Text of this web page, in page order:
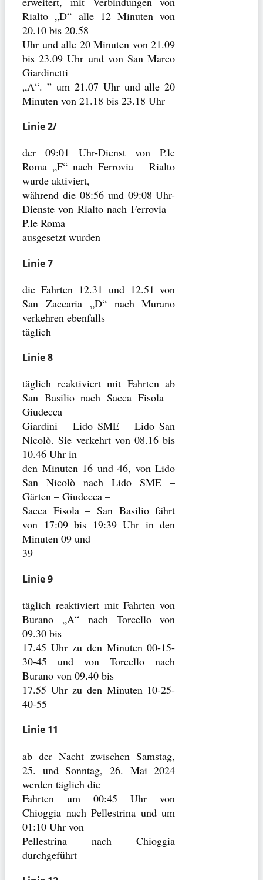
Rialto „D“ alle 12 Minuten von
20.10 bis 20.58
Uhr und alle 20 Minuten von 21.09
bis 23.09 Uhr und von San Marco
Giardinetti
„A“. ” um 21.07 Uhr und alle 20
Minuten von 21.18 bis 23.18 Uhr
Linie 2/
der 09:01 Uhr-Dienst von P.le
Roma „F“ nach Ferrovia – Rialto
wurde aktiviert,
während die 08:56 und 09:08 Uhr-
Dienste von Rialto nach Ferrovia –
P.le Roma
ausgesetzt wurden
Linie 7
die Fahrten 12.31 und 12.51 von
San Zaccaria „D“ nach Murano
verkehren ebenfalls
täglich
Linie 8
täglich reaktiviert mit Fahrten ab
San Basilio nach Sacca Fisola –
Giudecca –
Giardini – Lido SME – Lido San
Nicolò. Sie verkehrt von 08.16 bis
10.46 Uhr in
den Minuten 16 und 46, von Lido
San Nicolò nach Lido SME –
Gärten – Giudecca –
Sacca Fisola – San Basilio fährt
von 17:09 bis 19:39 Uhr in den
Minuten 09 und
39
Linie 9
täglich reaktiviert mit Fahrten von
Burano „A“ nach Torcello von
09.30 bis
17.45 Uhr zu den Minuten 00-15-
30-45 und von Torcello nach
Burano von 09.40 bis
17.55 Uhr zu den Minuten 10-25-
40-55
Linie 11
ab der Nacht zwischen Samstag,
25. und Sonntag, 26. Mai 2024
werden täglich die
Fahrten um 00:45 Uhr von
Chioggia nach Pellestrina und um
01:10 Uhr von
Pellestrina nach Chioggia
durchgeführt